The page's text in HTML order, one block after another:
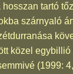
tartó
szárnyaló
közel
(1999: